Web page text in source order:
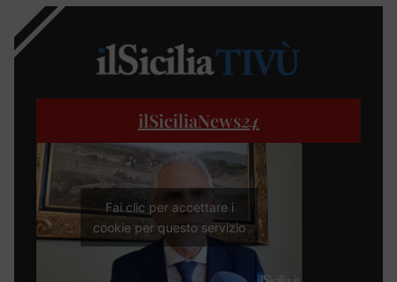
ilSiciliaNews24
Fai clic per accettare i
cookie per questo servizio